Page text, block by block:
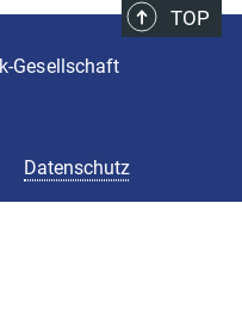
TOP
Datenschutz
Gesellschaft